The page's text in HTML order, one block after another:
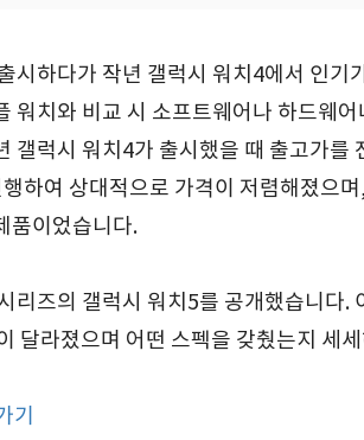
시하다가 작년 갤럭시 워치4에서 인기
워치와 비교 시 소프트웨어나 하드웨
갤럭시 워치4가 출시했을 때 출고가를
하여 상대적으로 가격이 저렴해졌으
품이었습니다.
리즈의 갤럭시 워치5를 공개했습니다.
달라졌으며 어떤 스펙을 갖췄는지 세
기